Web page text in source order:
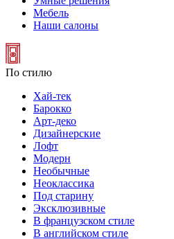
Мебель
Наши салоны
По стилю
Хай-тек
Барокко
Арт-деко
Дизайнерские
Лофт
Модерн
Необычные
Неоклассика
Под старину
Эксклюзивные
В французском стиле
В английском стиле